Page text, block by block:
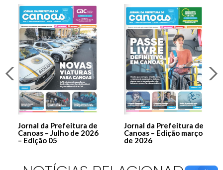
Jornal da Prefeitura de
Canoas – Julho de 2026
– Edição 05
Jornal da Prefeitura de
Canoas – Edição março
de 2026